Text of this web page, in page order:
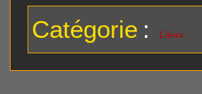
Catégorie : Lieux